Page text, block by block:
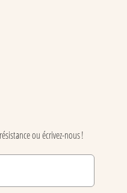
ou écrivez-nous !